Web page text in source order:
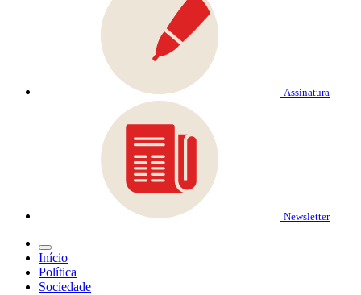
Assinatura
Newsletter
Início
Política
Sociedade